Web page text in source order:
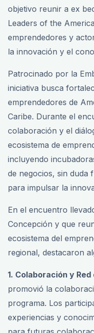
objetivo reunir a ex
Leaders of the
emprendedores y
la innovación y el
Patrocinado por la
iniciativa busca
emprendedores de
Caribe. Durante el
colaboración y el
ecosistema de
incluyendo
de negocios, sin duda
para impulsar la
En el encuentro
Concepción y que
ecosistema del
regional, destacaron
1. Colaboración y
promovió la
programa. Los
experiencias y